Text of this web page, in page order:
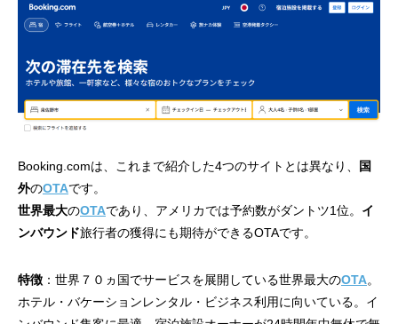
Booking.comは、これまで紹介した4つのサイトとは異なり、
国
外のOTAです。
世界最大のOTAであり、アメリカでは予約数がダントツ1位。 イ
ンバウンド旅行者の獲得にも期待ができるOTAです。
特徴 ：世界７０ヵ国でサービスを展開している世界最大のOTA。
ホテル・バケーションレンタル・ビジネス利用に向いている。イ